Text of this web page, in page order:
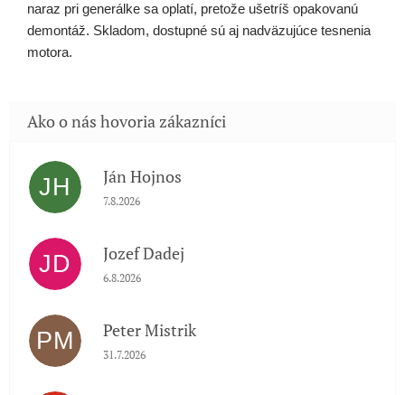
naraz pri generálke sa oplatí, pretože ušetríš opakovanú
demontáž. Skladom, dostupné sú aj nadväzujúce tesnenia
motora.
JH Ján Hojnos
Hodnotenie obchodu je 5 z 5 hviezdičiek.
7.8.2026
JD Jozef Dadej
Hodnotenie obchodu je 5 z 5 hviezdičiek.
6.8.2026
PM Peter Mistrik
Hodnotenie obchodu je 5 z 5 hviezdičiek.
31.7.2026